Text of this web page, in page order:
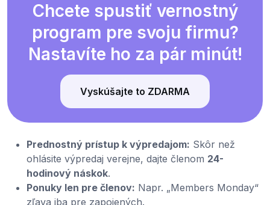
Chcete spustiť vernostný
program pre svoju firmu?
Nastavíte ho za pár minút!
Vyskúšajte to ZDARMA
Prednostný prístup k výpredajom: Skôr než
ohlásite výpredaj verejne, dajte členom 24-
hodinový náskok.
Ponuky len pre členov: Napr. „Members Monday“
zľava iba pre zapojených.